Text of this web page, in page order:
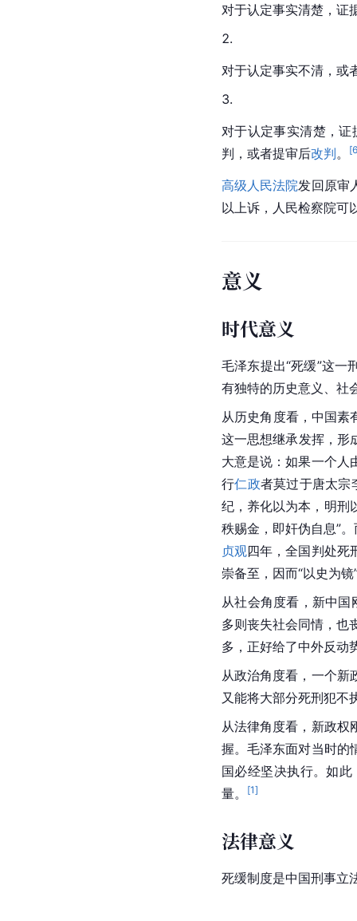
对于认定事实清楚，证
对于认定事实不清，或
对于认定事实清楚，
判，或者提审后改判。 [
高级人民法院发回原审
以上诉，人民检察院可
意义
时代意义
毛泽东提出“死缓”这一
有独特的历史意义、社
从历史角度看， 中国素
这一思想继承发挥，形
大意是说：如果一个人
行仁政者莫过于唐太宗
纪，养化以为本，明刑
秩赐金，即奸伪自息”
贞观四年，全国判处死
崇备至，因而“以史为
从社会角度看，新中
多则丧失社会同情，也
多，正好给了中外反动
从政治角度看，一个新
又能将大部分死刑犯不
从法律角度看，新政权
握。毛泽东面对当时的
国必经坚决执行。如
量。
[1]
法律意义
死缓制度是中国刑事立